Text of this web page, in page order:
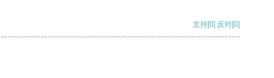
支持[0] 反对[0]